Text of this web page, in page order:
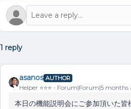
1 reply
asanos AUTHOR
Helper ⭐️⭐️⭐️ Forum|Forum|5 months
本日の機能説明会にご参加頂いた皆